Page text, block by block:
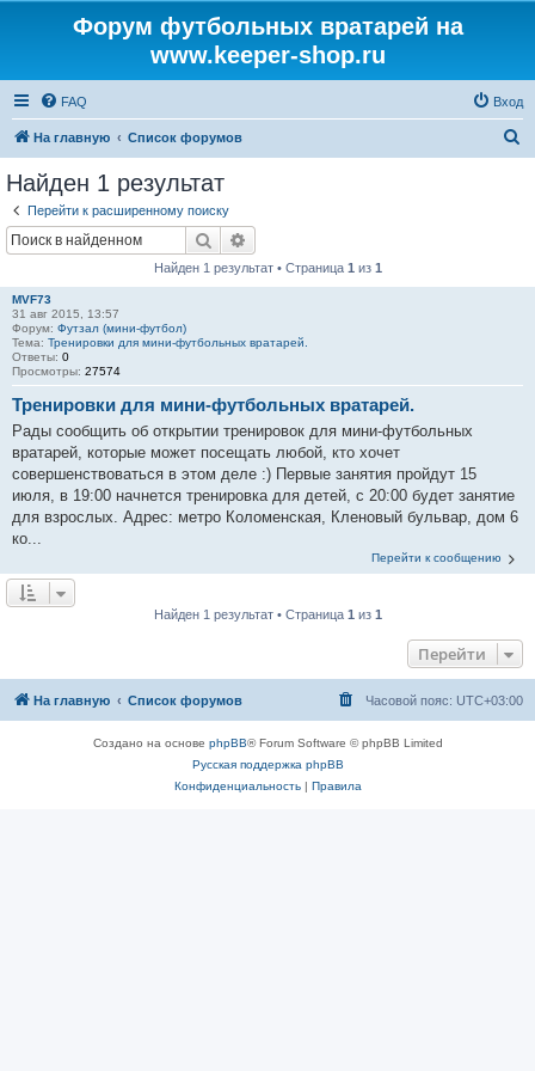
Форум футбольных вратарей на
www.keeper-shop.ru
FAQ Вход
На главную Список форумов
Найден 1 результат
Перейти к расширенному поиску
Поиск
Найден 1 результат • Страница 1 из 1
MVF73
31 авг 2015, 13:57
Форум: Футзал (мини-футбол)
Тема: Тренировки для мини-футбольных вратарей.
Ответы: 0
Просмотры: 27574
Тренировки для мини-футбольных вратарей.
Рады сообщить об открытии тренировок для мини-футбольных
вратарей, которые может посещать любой, кто хочет
совершенствоваться в этом деле :) Первые занятия пройдут 15
июля, в 19:00 начнется тренировка для детей, с 20:00 будет занятие
для взрослых. Адрес: метро Коломенская, Кленовый бульвар, дом 6
ко...
Перейти к сообщению
Найден 1 результат • Страница 1 из 1
Перейти
На главную Список форумов Часовой пояс: UTC+03:00
Создано на основе phpBB® Forum Software © phpBB Limited
Русская поддержка phpBB
Конфиденциальность| Правила